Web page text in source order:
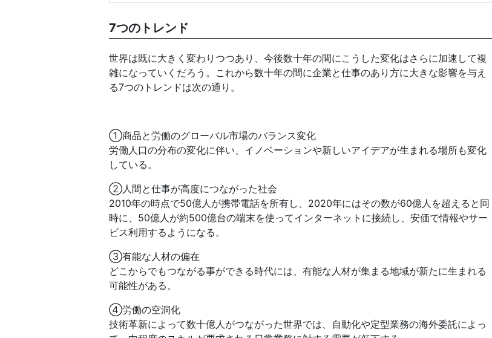
7つのトレンド
世界は既に大きく変わりつつあり、今後数十年の間にこうした変化はさらに加速して複
雑になっていくだろう。これから数十年の間に企業と仕事のあり方に大きな影響を与え
る7つのトレンドは次の通り。
①商品と労働のグローバル市場のバランス変化
労働人口の分布の変化に伴い、イノベーションや新しいアイデアが生まれる場所も変化
している。
②人間と仕事が高度につながった社会
2010年の時点で50億人が携帯電話を所有し、2020年にはその数が60億人を超えると同
時に、50億人が約500億台の端末を使ってインターネットに接続し、安価で情報やサー
ビス利用するようになる。
③有能な人材の偏在
どこからでもつながる事ができる時代には、有能な人材が集まる地域が新たに生まれる
可能性がある。
④労働の空洞化
技術革新によって数十億人がつながった世界では、自動化や定型業務の海外委託によっ